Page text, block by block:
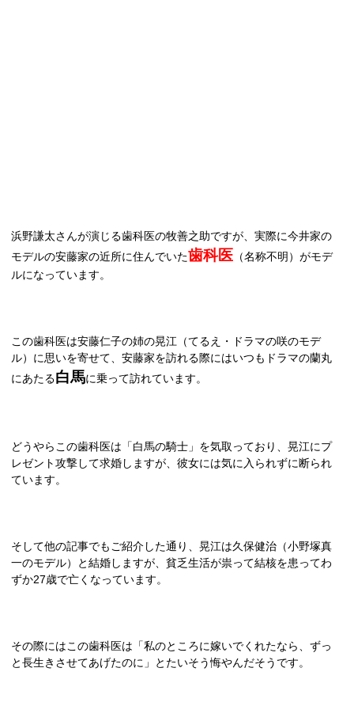
浜野謙太さんが演じる歯科医の牧善之助ですが、実際に今井家の
モデルの安藤家の近所に住んでいた歯科医 （名称不明）がモデ
ルになっています。
この歯科医は安藤仁子の姉の晃江（てるえ・ドラマの咲のモデ
ル）に思いを寄せて、安藤家を訪れる際にはいつもドラマの蘭丸
にあたる白馬に乗って訪れています。
どうやらこの歯科医は「白馬の騎士」を気取っており、晃江にプ
レゼント攻撃して求婚しますが、彼女には気に入られずに断られ
ています。
そして他の記事でもご紹介した通り、晃江は久保健治（小野塚真
一のモデル）と結婚しますが、貧乏生活が祟って結核を患ってわ
ずか27歳で亡くなっています。
その際にはこの歯科医は「私のところに嫁いでくれたなら、ずっ
と長生きさせてあげたのに」とたいそう悔やんだそうです。